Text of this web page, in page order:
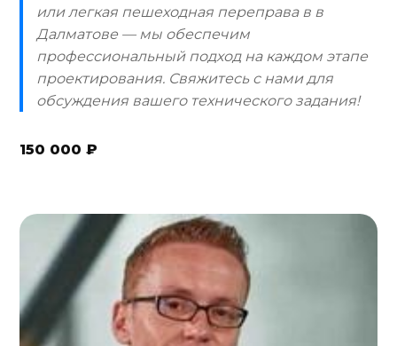
или легкая пешеходная переправа в в
Далматове — мы обеспечим
профессиональный подход на каждом этапе
проектирования. Свяжитесь с нами для
обсуждения вашего технического задания!
150 000 ₽